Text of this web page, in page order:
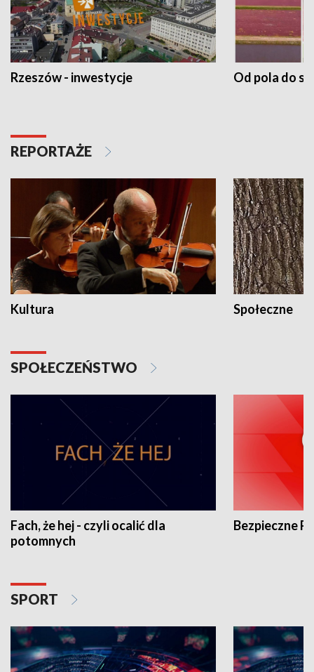
Rzeszów - inwestycje Od pola do
REPORTAŻE
Kultura Społeczne
SPOŁECZEŃSTWO
Fach, że hej - czyli ocalić dla
potomnych
Bezpieczne
SPORT